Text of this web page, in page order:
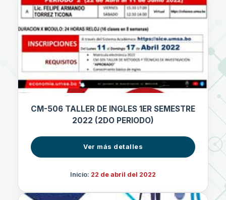
CM-506 TALLER DE INGLES 1ER SEMESTRE
2022 (2DO PERIODO)
Ver más detalles
Inicio: 22 de abril del 2022